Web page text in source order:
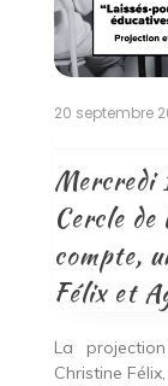
20 septembre
Mercredi
Cercle
compte,
Félix et
La
Christine